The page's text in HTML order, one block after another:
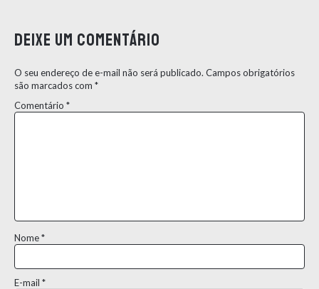
Deixe um comentário
O seu endereço de e-mail não será publicado. Campos obrigatórios
são marcados com *
Comentário *
Nome*
E-mail *